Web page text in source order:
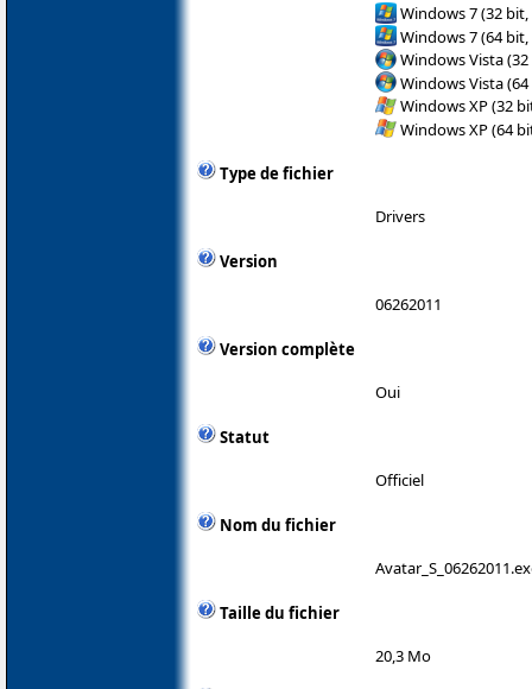
Windows 7 (32 bit,
Windows 7 (64 bit,
Windows Vista
Windows Vista
Windows XP (32
Windows XP (64
Type de fichier
Drivers
Version
06262011
Version complète
Oui
Statut
Officiel
Nom du fichier
Taille du fichier
20,3 Mo